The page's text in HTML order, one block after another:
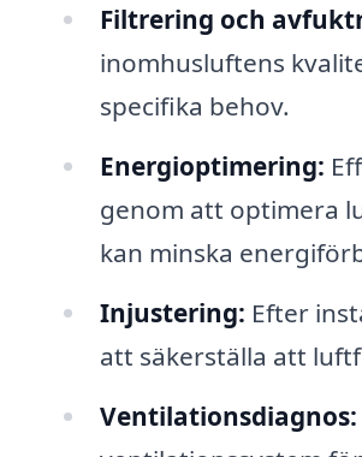
Filtrering och
inomhusluftens
specifika behov.
Energioptimering:
genom att optimera
kan minska
Injustering: Efter
att säkerställa att
Ventilationsdiagnos: